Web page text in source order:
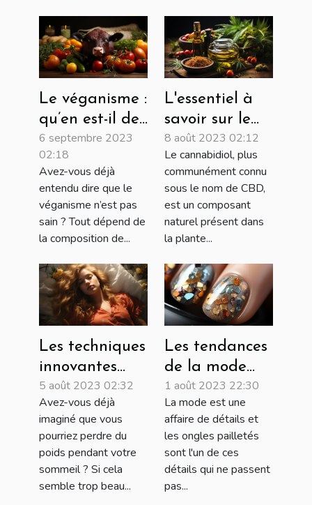
Le véganisme :
qu’en est-il de
ce mode de vie
?
6 septembre 2023
02:18
Avez-vous déjà
entendu dire que le
véganisme n’est pas
sain ? Tout dépend de
la composition de...
L'essentiel à
savoir sur le
CBD
8 août 2023 02:12
Le cannabidiol, plus
communément connu
sous le nom de CBD,
est un composant
naturel présent dans
la plante...
Les techniques
innovantes
pour perdre
du poids
pendant le
sommeil
5 août 2023 02:32
Avez-vous déjà
imaginé que vous
pourriez perdre du
poids pendant votre
sommeil ? Si cela
semble trop beau...
Les tendances
de la mode
des ongles
pailletés pour
2022
1 août 2023 22:30
La mode est une
affaire de détails et
les ongles pailletés
sont l'un de ces
détails qui ne passent
pas...